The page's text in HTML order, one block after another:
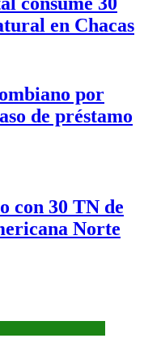
en Chacas
por
de préstamo
con 30 TN de
Norte